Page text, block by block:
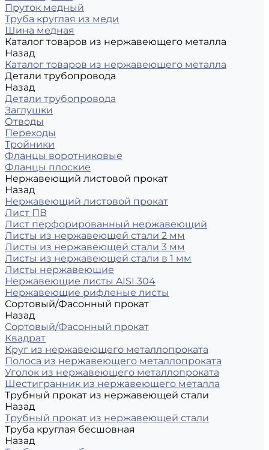
Пруток медный
Труба круглая из меди
Шина медная
Каталог товаров из нержавеющего металла
Назад
Каталог товаров из нержавеющего металла
Детали трубопровода
Назад
Детали трубопровода
Заглушки
Отводы
Переходы
Тройники
Фланцы воротниковые
Фланцы плоские
Нержавеющий листовой прокат
Назад
Нержавеющий листовой прокат
Лист ПВ
Лист перфорированный нержавеющий
Листы из нержавеющей стали 2 мм
Листы из нержавеющей стали 3 мм
Листы из нержавеющей стали в 1 мм
Листы нержавеющие
Нержавеющие листы AISI 304
Нержавеющие рифленые листы
Сортовый/Фасонный прокат
Назад
Сортовый/Фасонный прокат
Квадрат
Круг из нержавеющего металлопроката
Полоса из нержавеющего металлопроката
Уголок из нержавеющего металлопроката
Шестигранник из нержавеющего металла
Трубный прокат из нержавеющей стали
Назад
Трубный прокат из нержавеющей стали
Труба круглая бесшовная
Назад